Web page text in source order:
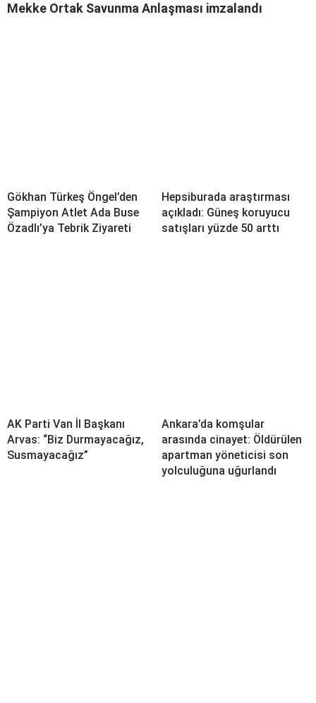
Mekke Ortak Savunma Anlaşması imzalandı
Gökhan Türkeş Öngel’den
Şampiyon Atlet Ada Buse
Özadlı’ya Tebrik Ziyareti
Hepsiburada araştırması
açıkladı: Güneş koruyucu
satışları yüzde 50 arttı
AK Parti Van İl Başkanı
Arvas: “Biz Durmayacağız,
Susmayacağız”
Ankara’da komşular
arasında cinayet: Öldürülen
apartman yöneticisi son
yolculuğuna uğurlandı